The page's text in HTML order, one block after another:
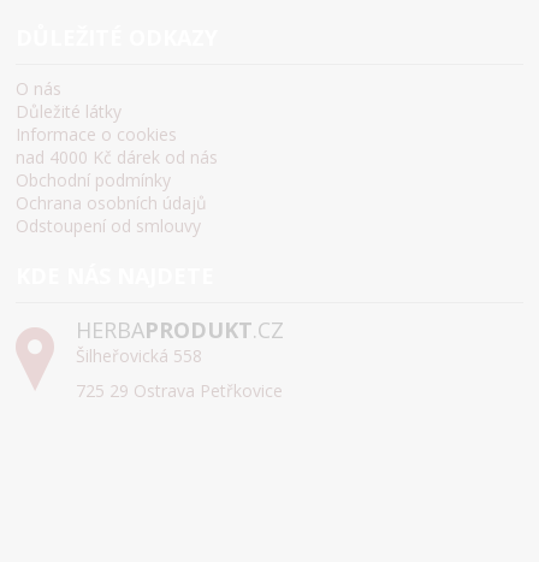
O nás
Důležité látky
Informace o cookies
nad 4000 Kč dárek od nás
Obchodní podmínky
Ochrana osobních údajů
Odstoupení od smlouvy
HERBAPRODUKT.CZ
Šilheřovická 558
725 29 Ostrava Petřkovice